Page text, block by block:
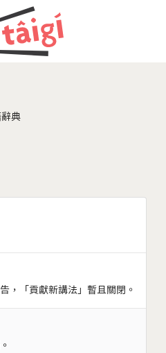
典
，「貢獻新講法」暫且關閉。